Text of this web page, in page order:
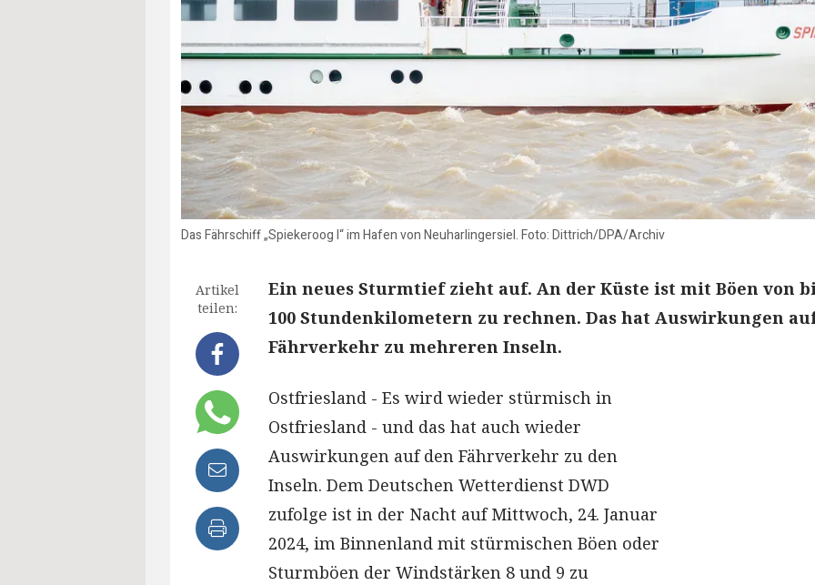
Das Fährschiff „Spiekeroog I“ im Hafen von Neuharlingersiel. Foto: Dittrich/DPA/Archiv
Artikel
teilen:
Ein neues Sturmtief zieht auf. An der Küste ist mit Böen von
100 Stundenkilometern zu rechnen. Das hat Auswirkungen
Fährverkehr zu mehreren Inseln.
Ostfriesland - Es wird wieder stürmisch in
Ostfriesland - und das hat auch wieder
Auswirkungen auf den Fährverkehr zu den
Inseln. Dem Deutschen Wetterdienst DWD
zufolge ist in der Nacht auf Mittwoch, 24. Januar
2024, im Binnenland mit stürmischen Böen oder
Sturmböen der Windstärken 8 und 9 zu